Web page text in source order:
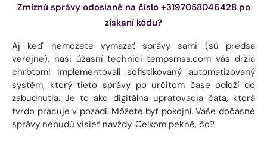
Zmiznú správy odoslané na číslo +3197058046428 po
získaní kódu?
Aj keď nemôžete vymazať správy sami (sú predsa
verejné), naši úžasní technici tempsmss.com vás držia
chrbtom! Implementovali sofistikovaný automatizovaný
systém, ktorý tieto správy po určitom čase odloží do
zabudnutia. Je to ako digitálna upratovacia čata, ktorá
tvrdo pracuje v pozadí. Môžete byť pokojní. Vaše dočasné
správy nebudú visieť navždy. Celkom pekné, čo?